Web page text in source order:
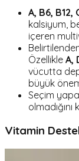
A, B6,
kalsiyum,
içeren
Özellikle A,
vücutta
büyük
Seçim
Vitamin